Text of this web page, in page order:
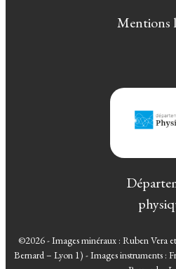
Mentions
©2026 - Images minéraux : Ruben Vera
Bernard – Lyon 1) - Images instruments :